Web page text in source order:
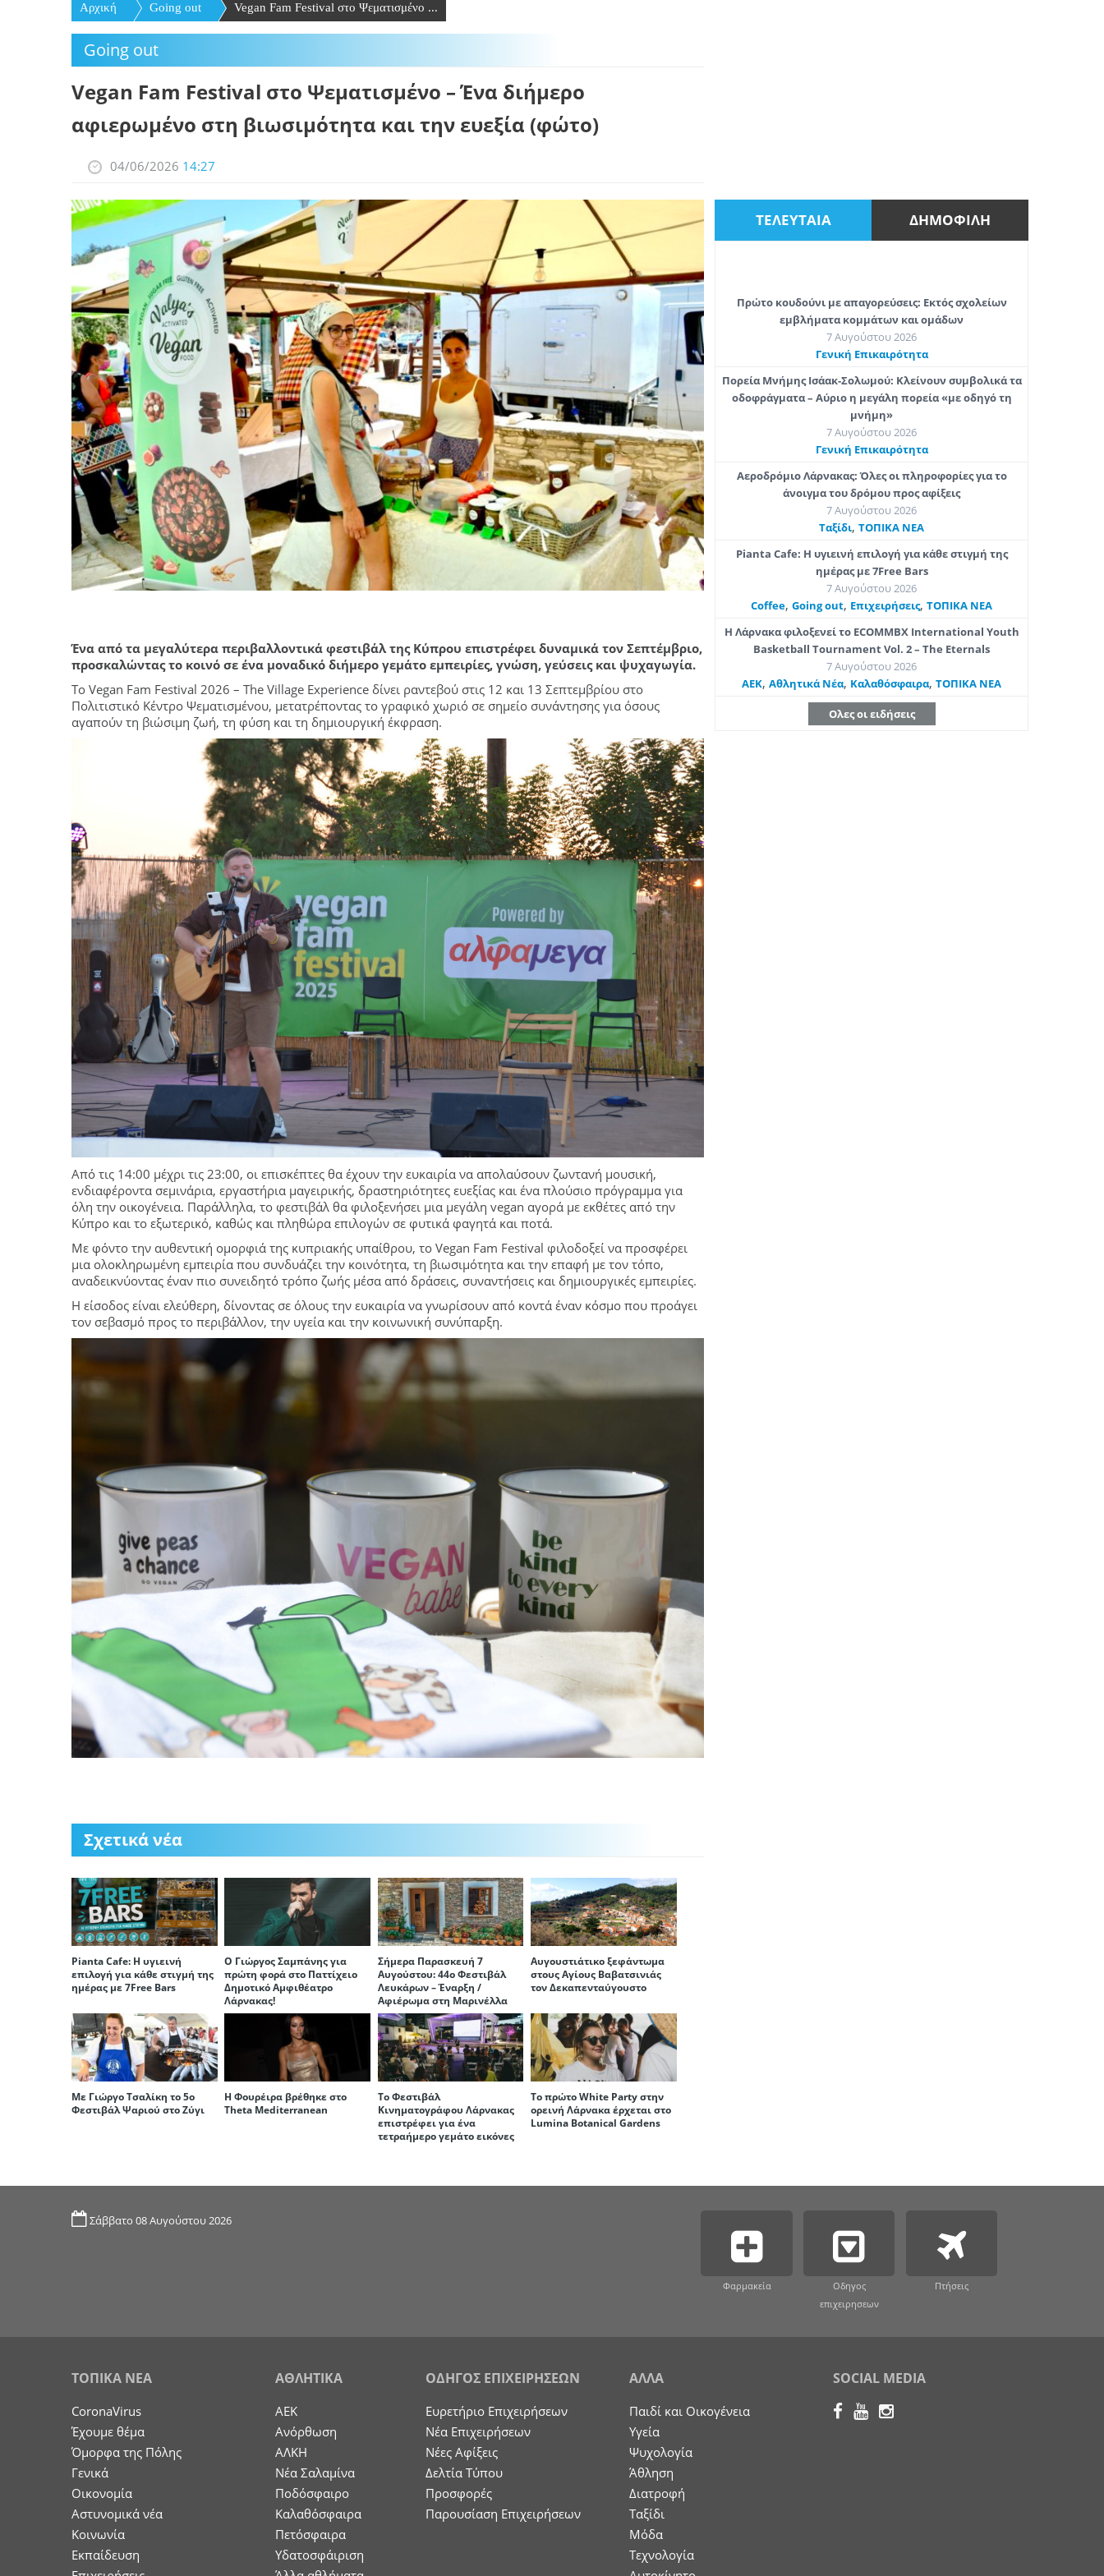
Αρχική Going out Vegan Fam Festival στο Ψεματισμένο ...
Going out
Vegan Fam Festival στο Ψεματισμένο – Ένα διήμερο
αφιερωμένο στη βιωσιμότητα και την ευεξία (φώτο)
04/06/2026 14:27
Ένα από τα μεγαλύτερα περιβαλλοντικά φεστιβάλ της Κύπρου επιστρέφει δυναμικά τον Σεπτέμβριο,
προσκαλώντας το κοινό σε ένα μοναδικό διήμερο γεμάτο εμπειρίες, γνώση, γεύσεις και ψυχαγωγία.
Το Vegan Fam Festival 2026 – The Village Experience δίνει ραντεβού στις 12 και 13 Σεπτεμβρίου στο
Πολιτιστικό Κέντρο Ψεματισμένου, μετατρέποντας το γραφικό χωριό σε σημείο συνάντησης για όσους
αγαπούν τη βιώσιμη ζωή, τη φύση και τη δημιουργική έκφραση.
Από τις 14:00 μέχρι τις 23:00, οι επισκέπτες θα έχουν την ευκαιρία να απολαύσουν ζωντανή μουσική,
ενδιαφέροντα σεμινάρια, εργαστήρια μαγειρικής, δραστηριότητες ευεξίας και ένα πλούσιο πρόγραμμα για
όλη την οικογένεια. Παράλληλα, το φεστιβάλ θα φιλοξενήσει μια μεγάλη vegan αγορά με εκθέτες από την
Κύπρο και το εξωτερικό, καθώς και πληθώρα επιλογών σε φυτικά φαγητά και ποτά.
Με φόντο την αυθεντική ομορφιά της κυπριακής υπαίθρου, το Vegan Fam Festival φιλοδοξεί να προσφέρει
μια ολοκληρωμένη εμπειρία που συνδυάζει την κοινότητα, τη βιωσιμότητα και την επαφή με τον τόπο,
αναδεικνύοντας έναν πιο συνειδητό τρόπο ζωής μέσα από δράσεις, συναντήσεις και δημιουργικές εμπειρίες.
Η είσοδος είναι ελεύθερη, δίνοντας σε όλους την ευκαιρία να γνωρίσουν από κοντά έναν κόσμο που προάγει
τον σεβασμό προς το περιβάλλον, την υγεία και την κοινωνική συνύπαρξη.
Σχετικά νέα
Pianta Cafe: Η υγιεινή
επιλογή για κάθε στιγμή της
ημέρας με 7Free Bars
Ο Γιώργος Σαμπάνης για
πρώτη φορά στο Παττίχειο
Δημοτικό Αμφιθέατρο
Λάρνακας!
Σήμερα Παρασκευή 7
Αυγούστου: 44ο Φεστιβάλ
Λευκάρων – Έναρξη /
Αφιέρωμα στη Μαρινέλλα
Αυγουστιάτικο ξεφάντωμα
στους Αγίους Βαβατσινιάς
τον Δεκαπενταύγουστο
Με Γιώργο Τσαλίκη το 5ο
Φεστιβάλ Ψαριού στο Ζύγι
Η Φουρέιρα βρέθηκε στο
Theta Mediterranean
Το Φεστιβάλ
Κινηματογράφου Λάρνακας
επιστρέφει για ένα
τετραήμερο γεμάτο εικόνες
Το πρώτο White Party στην
ορεινή Λάρνακα έρχεται στο
Lumina Botanical Gardens
ΤΕΛΕΥΤΑΙΑ ΔΗΜΟΦΙΛΗ
Πρώτο κουδούνι με απαγορεύσεις: Εκτός σχολείων
εμβλήματα κομμάτων και ομάδων
7 Αυγούστου 2026
Γενική Επικαιρότητα
Πορεία Μνήμης Ισάακ-Σολωμού: Κλείνουν συμβολικά τα
οδοφράγματα – Αύριο η μεγάλη πορεία «με οδηγό τη
μνήμη»
7 Αυγούστου 2026
Γενική Επικαιρότητα
Αεροδρόμιο Λάρνακας: Όλες οι πληροφορίες για το
άνοιγμα του δρόμου προς αφίξεις
7 Αυγούστου 2026
Ταξίδι,ΤΟΠΙΚΑ ΝΕΑ
Pianta Cafe: Η υγιεινή επιλογή για κάθε στιγμή της
ημέρας με 7Free Bars
7 Αυγούστου 2026
Coffee,Going out, Επιχειρήσεις,ΤΟΠΙΚΑ ΝΕΑ
Η Λάρνακα φιλοξενεί το ECOMMBX International Youth
Basketball Tournament Vol. 2 – The Eternals
7 Αυγούστου 2026
ΑΕΚ,Αθλητικά Νέα, Καλαθόσφαιρα,ΤΟΠΙΚΑ ΝΕΑ
Ολες οι ειδήσεις
Σάββατο 08 Αυγούστου 2026
Φαρμακεία
Οδηγος
επιχειρησεων
Πτήσεις
ΤΟΠΙΚΑ ΝΕΑ
CoronaVirus
Έχουμε θέμα
Όμορφα της Πόλης
Γενικά
Οικονομία
Aστυνομικά νέα
Κοινωνία
Εκπαίδευση
ΑΘΛΗΤΙΚΑ
ΑΕΚ
Ανόρθωση
ΑΛΚΗ
Νέα Σαλαμίνα
Ποδόσφαιρο
Καλαθόσφαιρα
Πετόσφαιρα
Υδατοσφάιριση
ΟΔΗΓΟΣ ΕΠΙΧΕΙΡΗΣΕΩΝ
Ευρετήριο Επιχειρήσεων
Nέα Επιχειρήσεων
Νέες Αφίξεις
Δελτία Τύπου
Προσφορές
Παρουσίαση Επιχειρήσεων
ΑΛΛΑ
Παιδί και Οικογένεια
Υγεία
Ψυχολογία
Άθληση
Διατροφή
Ταξίδι
Μόδα
Τεχνολογία
SOCIAL MEDIA